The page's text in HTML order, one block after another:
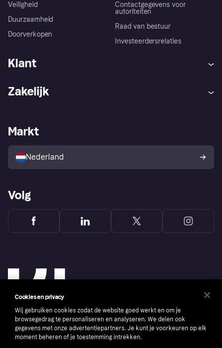
Veiligheid
Duurzaamheid
Doorverkopen
Contactgegevens voor
autoriteiten
Raad van bestuur
Investeerdersrelaties
Klant
Winkeloverzicht
Kopersbescherming voor
consumenten
Zakelijk
Zakelijke login
Markt
Nederland
Volg
Cookies en privacy
Wij gebruiken cookies zodat de website goed werkt en om je
browsegedrag te personaliseren en analyseren. We delen ook
gegevens met onze advertentiepartners. Je kunt je voorkeuren op elk
moment beheren of je toestemming intrekken.